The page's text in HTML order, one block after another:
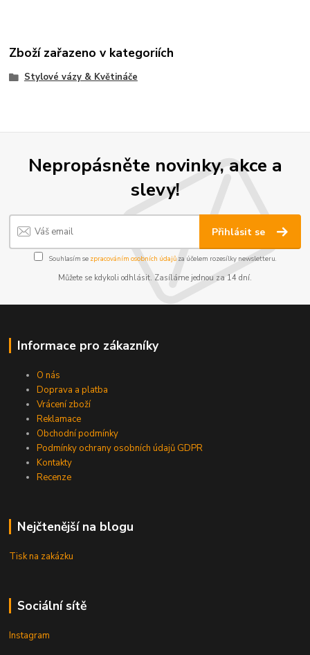
Zboží zařazeno v kategoriích
Stylové vázy & Květináče
Nepropásněte novinky, akce a
slevy!
Přihlásit se
Souhlasím se zpracováním osobních údajůza účelem rozesílky newsletteru.
Můžete se kdykoli odhlásit. Zasíláme jednou za 14 dní.
Informace pro zákazníky
O nás
Doprava a platba
Vrácení zboží
Reklamace
Obchodní podmínky
Podmínky ochrany osobních údajů GDPR
Kontakty
Recenze
Nejčtenější na blogu
Tisk na zakázku
Sociální sítě
Instagram